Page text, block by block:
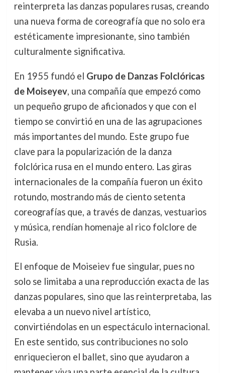
reinterpreta las danzas populares rusas, creando
una nueva forma de coreografía que no solo era
estéticamente impresionante, sino también
culturalmente significativa.
En 1955 fundó el Grupo de Danzas Folclóricas
de Moiseyev, una compañía que empezó como
un pequeño grupo de aficionados y que con el
tiempo se convirtió en una de las agrupaciones
más importantes del mundo. Este grupo fue
clave para la popularización de la danza
folclórica rusa en el mundo entero. Las giras
internacionales de la compañía fueron un éxito
rotundo, mostrando más de ciento setenta
coreografías que, a través de danzas, vestuarios
y música, rendían homenaje al rico folclore de
Rusia.
El enfoque de Moiseiev fue singular, pues no
solo se limitaba a una reproducción exacta de las
danzas populares, sino que las reinterpretaba, las
elevaba a un nuevo nivel artístico,
convirtiéndolas en un espectáculo internacional.
En este sentido, sus contribuciones no solo
enriquecieron el ballet, sino que ayudaron a